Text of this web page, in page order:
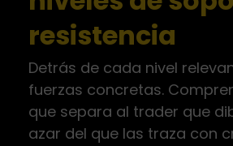
resistencia
Detrás de cada nivel
fuerzas concretas.
que separa al trader que
azar del que las traza con